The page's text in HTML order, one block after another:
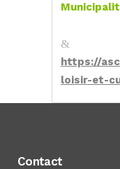
https://
loisir-et-
Contact